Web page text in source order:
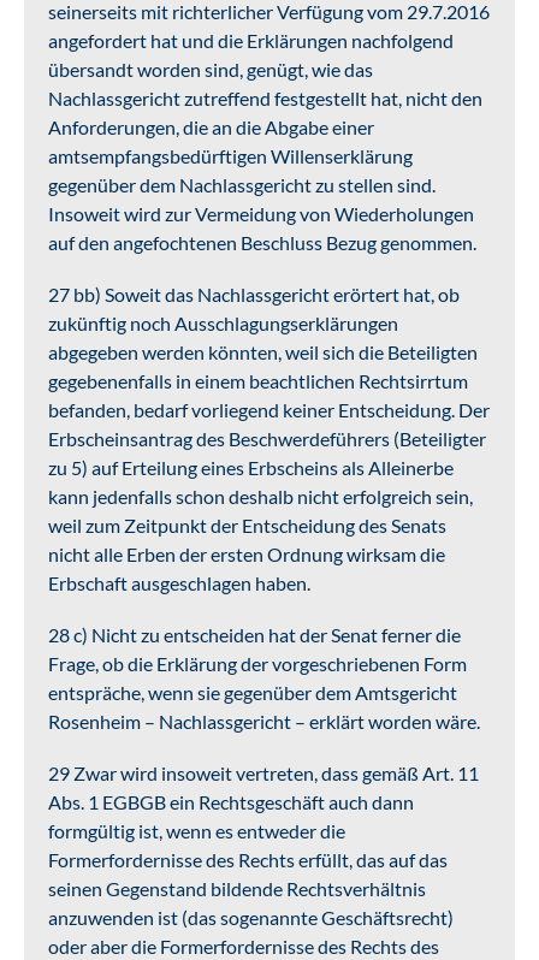
seinerseits mit richterlicher Verfügung vom 29.7.2016
angefordert hat und die Erklärungen nachfolgend
übersandt worden sind, genügt, wie das
Nachlassgericht zutreffend festgestellt hat, nicht den
Anforderungen, die an die Abgabe einer
amtsempfangsbedürftigen Willenserklärung
gegenüber dem Nachlassgericht zu stellen sind.
Insoweit wird zur Vermeidung von Wiederholungen
auf den angefochtenen Beschluss Bezug genommen.
27 bb) Soweit das Nachlassgericht erörtert hat, ob
zukünftig noch Ausschlagungserklärungen
abgegeben werden könnten, weil sich die Beteiligten
gegebenenfalls in einem beachtlichen Rechtsirrtum
befanden, bedarf vorliegend keiner Entscheidung. Der
Erbscheinsantrag des Beschwerdeführers (Beteiligter
zu 5) auf Erteilung eines Erbscheins als Alleinerbe
kann jedenfalls schon deshalb nicht erfolgreich sein,
weil zum Zeitpunkt der Entscheidung des Senats
nicht alle Erben der ersten Ordnung wirksam die
Erbschaft ausgeschlagen haben.
28 c) Nicht zu entscheiden hat der Senat ferner die
Frage, ob die Erklärung der vorgeschriebenen Form
entspräche, wenn sie gegenüber dem Amtsgericht
Rosenheim – Nachlassgericht – erklärt worden wäre.
29 Zwar wird insoweit vertreten, dass gemäß Art. 11
Abs. 1 EGBGB ein Rechtsgeschäft auch dann
formgültig ist, wenn es entweder die
Formerfordernisse des Rechts erfüllt, das auf das
seinen Gegenstand bildende Rechtsverhältnis
anzuwenden ist (das sogenannte Geschäftsrecht)
oder aber die Formerfordernisse des Rechts des